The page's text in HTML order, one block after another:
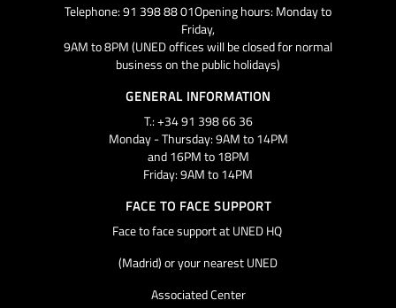
Telephone: 91 398 88 01Opening hours: Monday to
Friday,
9AM to 8PM (UNED offices will be closed for normal
business on the public holidays)
GENERAL INFORMATION
T.: +34 91 398 66 36
Monday - Thursday: 9AM to 14PM
and 16PM to 18PM
Friday: 9AM to 14PM
FACE TO FACE SUPPORT
Face to face support at UNED HQ
(Madrid) or your nearest UNED
Associated Center